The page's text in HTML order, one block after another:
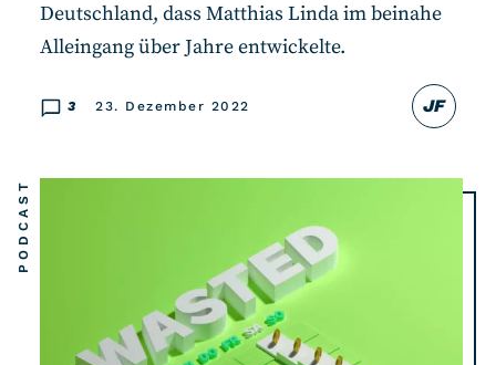
JF
3 23. Dezember 2022
Deutschland, dass Matthias Linda im beinahe
Alleingang über Jahre entwickelte.
PODCAST